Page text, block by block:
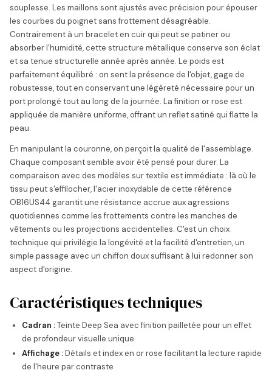
souplesse. Les maillons sont ajustés avec précision pour épouser
les courbes du poignet sans frottement désagréable.
Contrairement à un bracelet en cuir qui peut se patiner ou
absorber l'humidité, cette structure métallique conserve son éclat
et sa tenue structurelle année après année. Le poids est
parfaitement équilibré : on sent la présence de l'objet, gage de
robustesse, tout en conservant une légèreté nécessaire pour un
port prolongé tout au long de la journée. La finition or rose est
appliquée de manière uniforme, offrant un reflet satiné qui flatte la
peau.
En manipulant la couronne, on perçoit la qualité de l'assemblage.
Chaque composant semble avoir été pensé pour durer. La
comparaison avec des modèles sur textile est immédiate : là où le
tissu peut s'effilocher, l'acier inoxydable de cette référence
OB16US44 garantit une résistance accrue aux agressions
quotidiennes comme les frottements contre les manches de
vêtements ou les projections accidentelles. C'est un choix
technique qui privilégie la longévité et la facilité d'entretien, un
simple passage avec un chiffon doux suffisant à lui redonner son
aspect d'origine.
Caractéristiques techniques
Cadran :Teinte Deep Sea avec finition pailletée pour un effet
de profondeur visuelle unique
Affichage :Détails et index en or rose facilitant la lecture rapide
de l'heure par contraste